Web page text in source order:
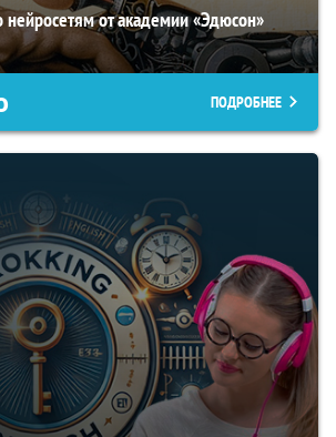
от академии «Эдюсон»
ПОДРОБНЕЕ